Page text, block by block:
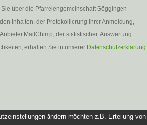
über die Pfarreiengemeinschaft Göggingen-
Inhalten, der Protokollierung Ihrer Anmeldung,
MailChimp, der statistischen Auswertung
erhalten Sie in unserer Datenschutzerklärung.
ändern möchten z.B. Erteilung von